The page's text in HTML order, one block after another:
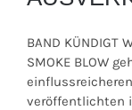
BAND KÜNDIGT
SMOKE BLOW
veröffentlichten